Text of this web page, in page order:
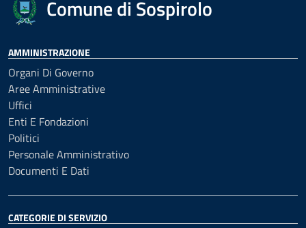
Comune di Sospirolo
AMMINISTRAZIONE
Organi Di Governo
Aree Amministrative
Uffici
Enti E Fondazioni
Politici
Personale Amministrativo
Documenti E Dati
CATEGORIE DI SERVIZIO